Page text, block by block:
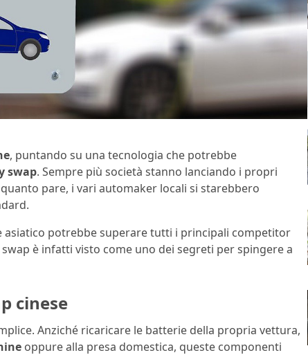
, puntando su una tecnologia che potrebbe
swap. Sempre più società stanno lanciando i propri
pare, i vari automaker locali si starebbero
asiatico potrebbe superare tutti i principali competitor
è infatti visto come uno dei segreti per spingere a
cinese
Anziché ricaricare le batterie della propria vettura,
oppure alla presa domestica, queste componenti